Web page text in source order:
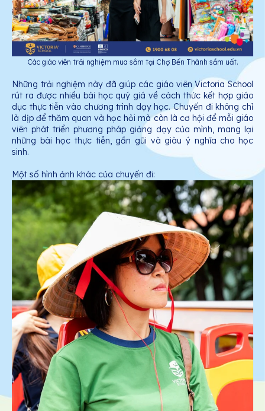
Các giáo viên trải nghiệm mua sắm tại Chợ Bến Thành sầm uất.
Những trải nghiệm này đã giúp các giáo viên Victoria School
rút ra được nhiều bài học quý giá về cách thức kết hợp giáo
dục thực tiễn vào chương trình dạy học. Chuyến đi không chỉ
là dịp để thăm quan và học hỏi mà còn là cơ hội để mỗi giáo
viên phát triển phương pháp giảng dạy của mình, mang lại
những bài học thực tiễn, gần gũi và giàu ý nghĩa cho học
sinh.
Một số hình ảnh khác của chuyến đi: